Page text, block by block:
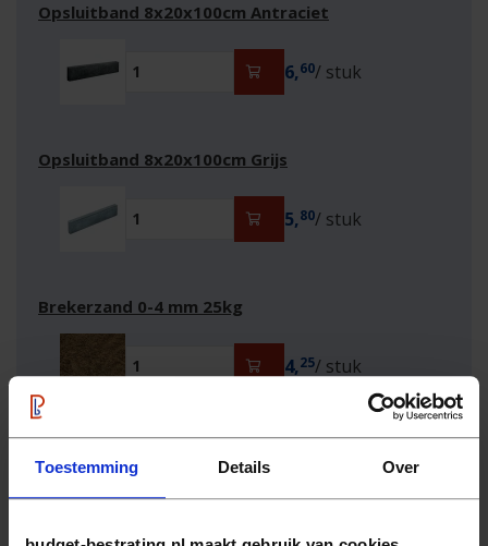
Toestemming Details Over
Opsluitband 8x20x100cm Antraciet
6,60/ stuk
Opsluitband 8x20x100cm Grijs
5,80/ stuk
Brekerzand 0-4 mm 25kg
4,25/ stuk